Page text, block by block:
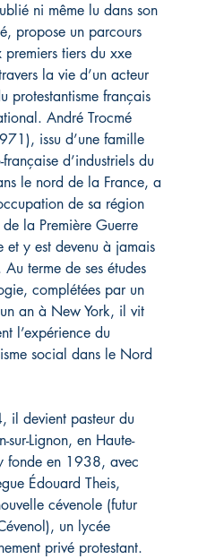
ni même lu dans son
propose un parcours
premiers tiers du xxe
la vie d’un acteur
protestantisme français
André Trocmé
issu d’une famille
d’industriels du
le nord de la France, a
de sa région
la Première Guerre
et y est devenu à jamais
Au terme de ses études
complétées par un
an à New York, il vit
l’expérience du
social dans le Nord
il devient pasteur du
sur-Lignon, en Haute-
fonde en 1938, avec
Édouard Theis,
cévenole (futur
un lycée
privé protestant.